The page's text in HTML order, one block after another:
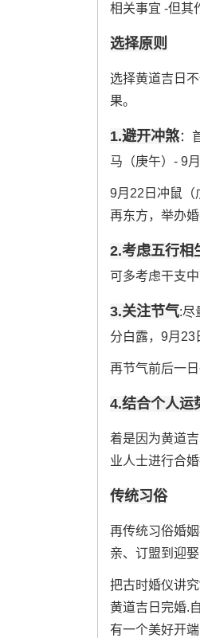
相关事宜 -但其
选择原则
选择黄道吉日
果。
1.避开冲煞：
马（庚午）- 9
9月22日冲鼠（
再东方，举办
2.考虑五行相
可多考虑干支
3.关注节气:尽
分白露，9月23
再节气前后一
4.结合个人运
着是因为黄道
业人士进行合
传统习俗
再传统习俗婚
亲、订盟到迎
把古时婚仪讲
黄道吉日完婚.
有一个美好开